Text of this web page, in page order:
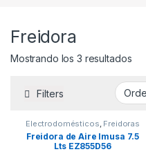
Freidora
Mostrando los 3 resultados
Filters
Electrodomésticos, Freidoras
de Aire
Freidora de Aire Imusa 7.5
Lts EZ855D56